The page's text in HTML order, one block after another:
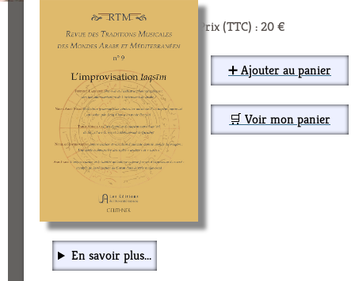
Prix (TTC) : 20 €
➕ Ajouter au panier
🛒 Voir mon panier
En savoir plus...